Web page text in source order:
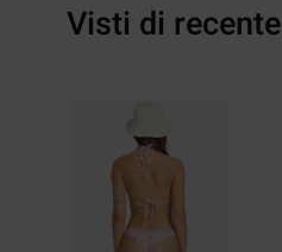
Visti di recente